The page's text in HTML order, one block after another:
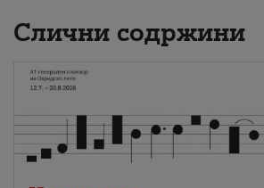
Слични содржини